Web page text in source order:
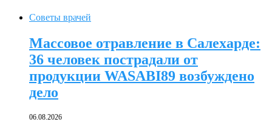
Советы врачей
Массовое отравление в Салехарде:
36 человек пострадали от
продукции WASABI89 возбуждено
дело
06.08.2026